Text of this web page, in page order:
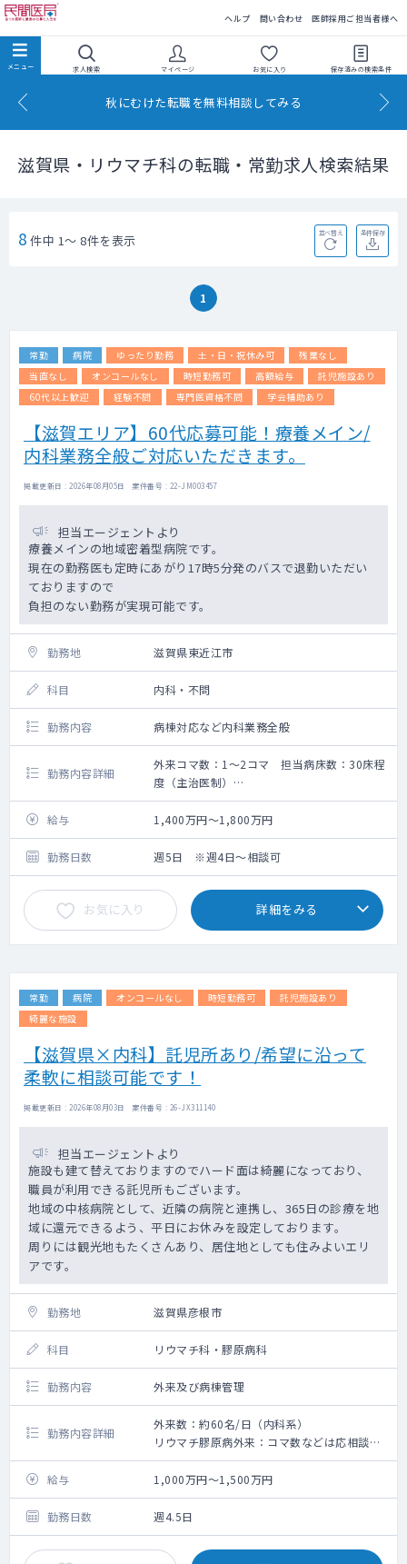
ヘルプ 問い合わせ 医師採用ご担当者様へ
求人検索 マイページ お気に入り 保存済みの検索条件
秋にむけた転職を無料相談してみる
滋賀県・リウマチ科の転職・常勤求人検索結果
8 件中 1～ 8件を表示 並べ替え 条件保存
1
常勤 病院 ゆったり勤務 土・日・祝休み可
残業なし
当直なし
オンコールなし 時短勤務可 高額給与
託児施設あり
60代以上歓迎
経験不問 専門医資格不問 学会補助あり
【滋賀エリア】60代応募可能！療養メイン/
内科業務全般ご対応いただきます。
掲載更新日 : 2026年08月05日 案件番号 : 22-JM003457
担当エージェントより
療養メインの地域密着型病院です。
現在の勤務医も定時にあがり17時5分発のバスで退勤いただい
ておりますので
負担のない勤務が実現可能です。
勤務地 滋賀県東近江市
科目 内科・不問
勤務内容 病棟対応など内科業務全般
勤務内容詳細
外来コマ数：1～2コマ 担当病床数：30床程
度（主治医制）
外来：一般内科・総合診療外来
外来数：20名程度
外来コマ数：1～2コマ
担当病床数：30床程度（主治医制）
給与 1,400万円～1,800万円
勤務日数 週5日 ※週4日～相談可
お気に入り 詳細をみる
常勤 病院 オンコールなし 時短勤務可
託児施設あり
綺麗な施設
【滋賀県×内科】託児所あり/希望に沿って
柔軟に相談可能です！
掲載更新日 : 2026年08月03日 案件番号 : 26-JX311140
担当エージェントより
施設も建て替えておりますのでハード面は綺麗になっており、
職員が利用できる託児所もございます。
地域の中核病院として、近隣の病院と連携し、365日の診療を地
域に還元できるよう、平日にお休みを設定しております。
周りには観光地もたくさんあり、居住地としても住みよいエリ
アです。
勤務地 滋賀県彦根市
科目 リウマチ科・膠原病科
勤務内容 外来及び病棟管理
勤務内容詳細
外来数：約60名/日（内科系）
リウマチ膠原病外来：コマ数などは応相談
一般内科外来：数コマ
病棟：応相談
給与 1,000万円～1,500万円
勤務日数 週4.5日